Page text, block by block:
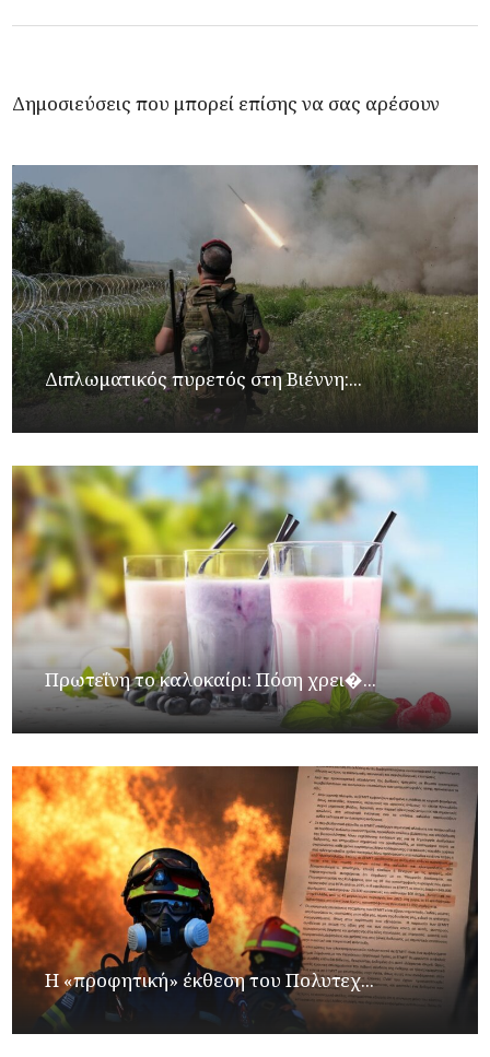
Δημοσιεύσεις που μπορεί επίσης να σας αρέσουν
Διπλωματικός πυρετός στη Βιέννη:...
Πρωτεΐνη το καλοκαίρι: Πόση χρει�...
Η «προφητική» έκθεση του Πολυτεχ...